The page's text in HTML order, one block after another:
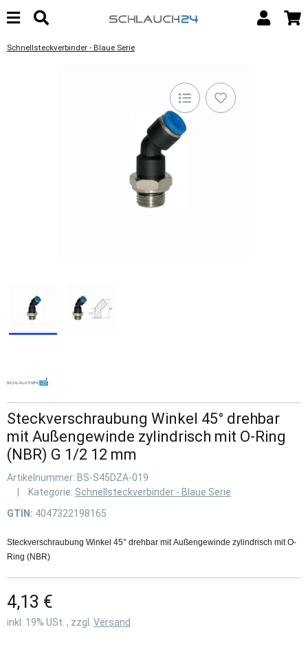
Schnellsteckverbinder - Blaue Serie
Steckverschraubung Winkel 45° drehbar
mit Außengewinde zylindrisch mit O-Ring
(NBR) G 1/2 12 mm
Artikelnummer: BS-S45DZA-019
Kategorie: Schnellsteckverbinder - Blaue Serie
GTIN: 4047322198165
Steckverschraubung Winkel 45° drehbar mit Außengewinde zylindrisch mit O-
Ring (NBR)
4,13 €
inkl. 19% USt. , zzgl. Versand